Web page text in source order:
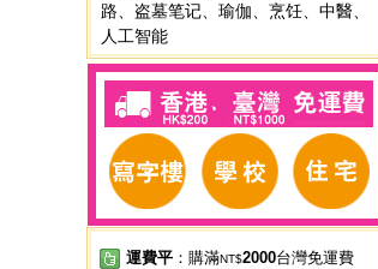
路
盗墓笔记 瑜伽 烹饪 中醫
人工智能
運費平 ：購滿NT$2000台灣免運費